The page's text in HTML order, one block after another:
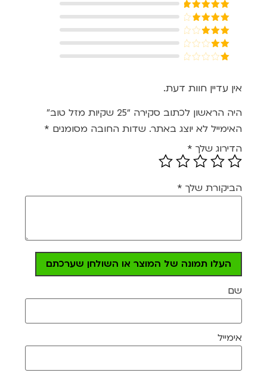
דורג5מתוך
5
דורג4
מתוך 5
דורג3
מתוך 5
דורג
מתוך
5
אין עדיין חוות דעת.
היה הראשון לכתוב סקירה “25 שקיות מזל טוב”
האימייל לא יוצג באתר. שדות החובה מסומנים *
הדירוג שלך *
הביקורת שלך *
העלו תמונה של המוצר או השולחן שערכתם
שם
אימייל